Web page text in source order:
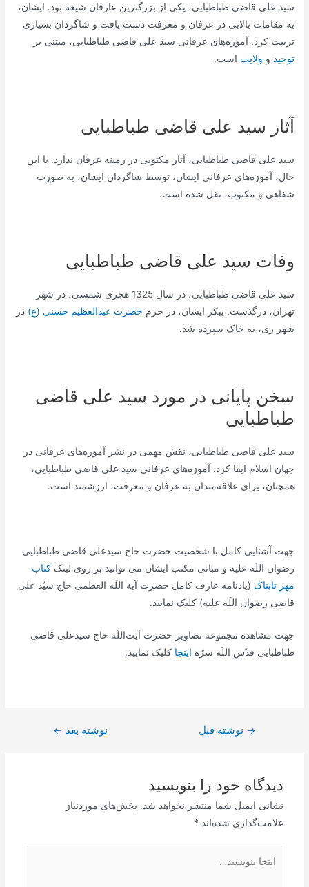
سید علی قاضی طباطبایی، یکی از بزرگترین عارفان شیعه بود. ایشان،
به مقامات بالایی در عرفان و معرفت دست یافت و شاگردان بسیاری
تربیت کرد. آموزه‌های عرفانی سید علی قاضی طباطبایی، مبتنی بر
توحید و ولایت است.
آثار سید علی قاضی طباطبایی
سید علی قاضی طباطبایی، آثار مکتوبی در زمینه عرفان ندارد. با این
حال، آموزه‌های عرفانی ایشان، توسط شاگردان ایشان، به صورت
شفاهی و مکتوب، نقل شده است.
وفات سید علی قاضی طباطبایی
سید علی قاضی طباطبایی، در سال 1325 هجری شمسی، در شهر
تهران، درگذشت. پیکر ایشان، در حرم حضرت عبدالعظیم حسنی (ع) در
شهر ری، به خاک سپرده شد.
سخن پایانی در مورد سید علی قاضی
طباطبایی
سید علی قاضی طباطبایی، نقش مهمی در نشر آموزه‌های عرفانی در
جهان اسلام ایفا کرد. آموزه‌های عرفانی سید علی قاضی طباطبایی،
همچنان، برای علاقه‌مندان به عرفان و معرفت، ارزشمند است.
جهت آشنایی کامل با شخصیت حضرت حاج سیدعلی قاضی طباطبایی
رضوان اللَه علیه و مبانی مکتب ایشان می توانید بر روی لینککتاب
مهر تابناک (يادنامه عارف کامل حضرت آیة اللَه العظمی حاج سیّد علی
قاضی رضوان اللَه علیه) کلیک نمایید.
جهت مشاهده مجموعه تصاویر حضرت آیت‌اللَه حاج سیدعلی قاضی
طباطبایی قدّس اللَه سرّه اینجا کلیک نمایید.
راهبری
→ نوشته قبل نوشته بعد ←
دیدگاه‌ خود را بنویسید
نشانی ایمیل شما منتشر نخواهد شد. بخش‌های موردنیاز
علامت‌گذاری شده‌اند *
بنویسید…